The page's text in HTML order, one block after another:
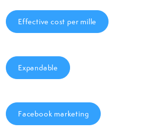
Effective cost per mille
Expandable
Facebook marketing